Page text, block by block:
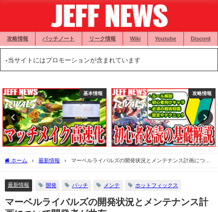
攻略情報 パッチノート リーク情報 Wiki Youtube Discord
◦当サイトにはプロモーションが含まれています
基本情報 攻略情報
ホーム 最新情報
マーベルライバルズの開発状況とメンテナンス計画につい
最新情報 開発 パッチ メンテ ホットフィックス
マーベルライバルズの開発状況とメンテナンス計